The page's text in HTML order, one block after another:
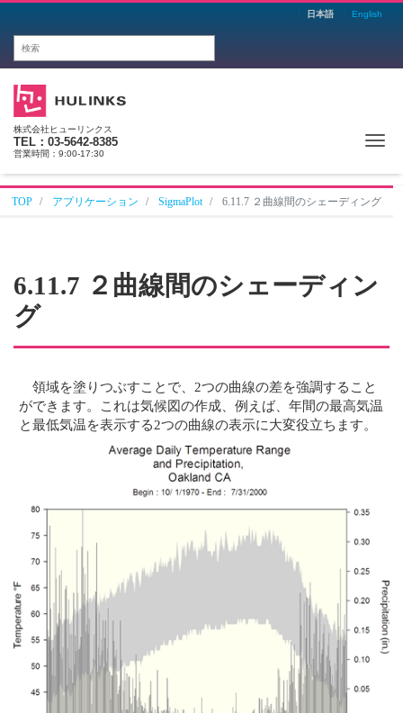
日本語 English
株式会社ヒューリンクス
TEL：03-5642-8385
営業時間：9:00-17:30
TOP アプリケーション SigmaPlot 6.11.7 ２曲線間のシェーディング
6.11.7 ２曲線間のシェーディン
グ
領域を塗りつぶすことで、2つの曲線の差を強調すること
ができます。これは気候図の作成、例えば、年間の最高気温
と最低気温を表示する2つの曲線の表示に大変役立ちます。